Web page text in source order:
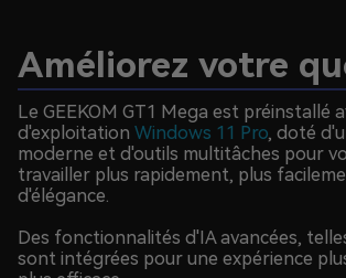
Améliorez votre
Le GEEKOM GT1 Mega est préinstallé
d'exploitationWindows 11 Pro, doté
moderne et d'outils multitâches pour
travailler plus rapidement, plus
d'élégance.
Des fonctionnalités d'IA avancées,
sont intégrées pour une expérience